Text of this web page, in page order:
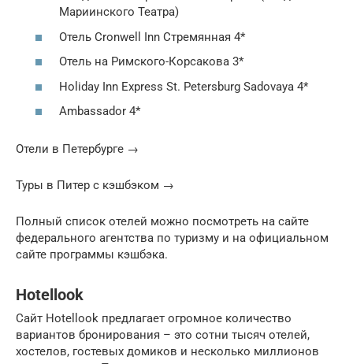
Мариинского Театра)
Отель Cronwell Inn Стремянная 4*
Отель на Римского-Корсакова 3*
Holiday Inn Express St. Petersburg Sadovaya 4*
Ambassador 4*
Отели в Петербурге →
Туры в Питер с кэшбэком →
Полный список отелей можно посмотреть на сайте
федерального агентства по туризму и на официальном
сайте программы кэшбэка.
Hotellook
Сайт Hotellook предлагает огромное количество
вариантов бронирования – это сотни тысяч отелей,
хостелов, гостевых домиков и несколько миллионов